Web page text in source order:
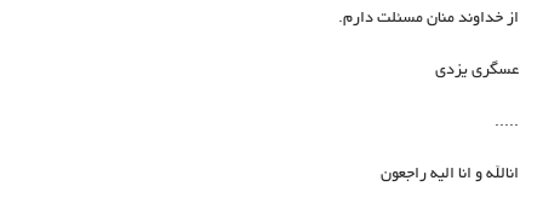
از خداوند منان مسئلت دارم.
عسگری یزدی
.....
انالله و انا الیه راجعون